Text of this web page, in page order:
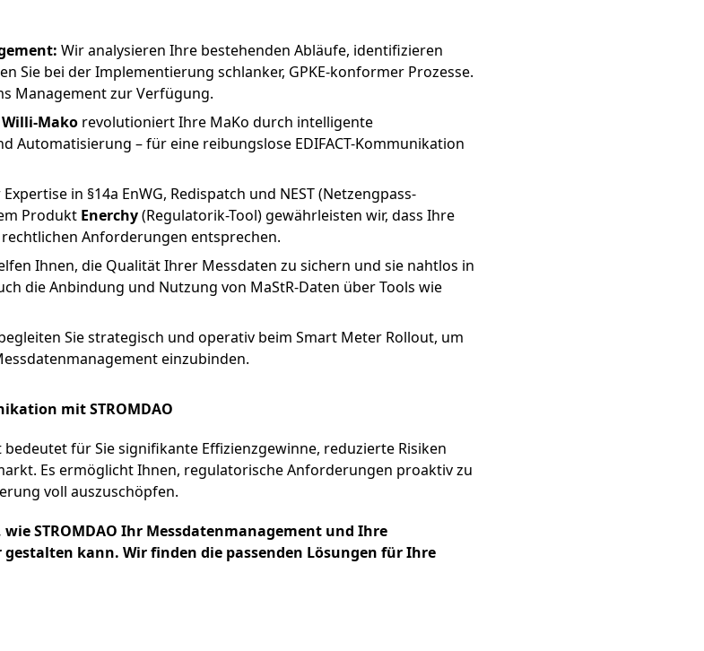
Wir analysieren Ihre bestehenden Abläufe, identifizieren
Sie bei der Implementierung schlanker, GPKE-konformer Prozesse.
Management zur Verfügung.
Willi-Mako revolutioniert Ihre MaKo durch intelligente
Automatisierung – für eine reibungslose EDIFACT-Kommunikation
in §14a EnWG, Redispatch und NEST (Netzengpass-
Produkt Enerchy(Regulatorik-Tool) gewährleisten wir, dass Ihre
Anforderungen entsprechen.
Ihnen, die Qualität Ihrer Messdaten zu sichern und sie nahtlos in
die Anbindung und Nutzung von MaStR-Daten über Tools wie
Sie strategisch und operativ beim Smart Meter Rollout, um
einzubinden.
mit STROMDAO
für Sie signifikante Effizienzgewinne, reduzierte Risiken
Es ermöglicht Ihnen, regulatorische Anforderungen proaktiv zu
voll auszuschöpfen.
STROMDAO Ihr Messdatenmanagement und Ihre
kann. Wir finden die passenden Lösungen für Ihre